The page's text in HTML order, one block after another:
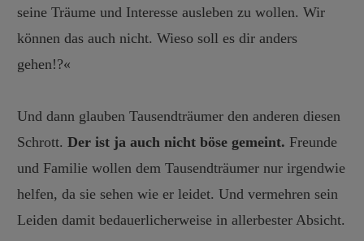
seine Träume und Interesse ausleben zu wollen. Wir
können das auch nicht. Wieso soll es dir anders
gehen!?«
Und dann glauben Tausendträumer den anderen diesen
Schrott. Der ist ja auch nicht böse gemeint. Freunde
und Familie wollen dem Tausendträumer nur irgendwie
helfen, da sie sehen wie er leidet. Und vermehren sein
Leiden damit bedauerlicherweise in allerbester Absicht.